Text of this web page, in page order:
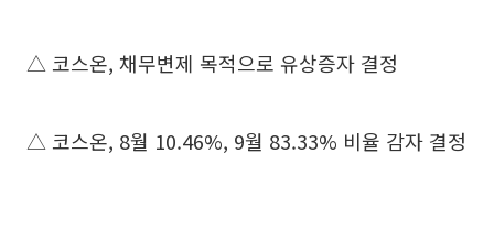
△ 코스온, 채무변제 목적으로 유상증자 결정
△ 코스온, 8월 10.46%, 9월 83.33% 비율 감자 결정